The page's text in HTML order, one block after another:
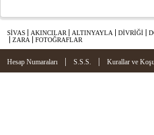
SİVAS AKINCILAR ALTINYAYLA DİVRİĞİ
ZARA
FOTOĞRAFLAR
Hesap Numaraları | S.S.S. | Kurallar ve